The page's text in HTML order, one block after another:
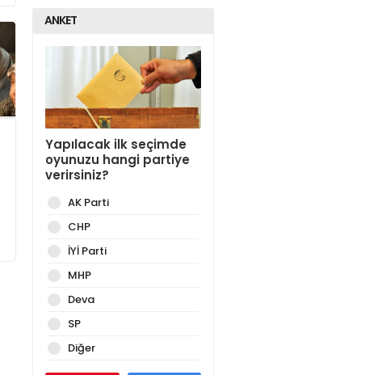
ANKET
Yapılacak ilk seçimde
oyunuzu hangi partiye
verirsiniz?
AK Parti
CHP
İYİ Parti
MHP
Deva
SP
Diğer